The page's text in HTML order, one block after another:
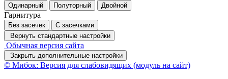
Одинарный Полуторный Двойной
Гарнитура
Без засечек
С засечками
Вернуть стандартные настройки
Обычная версия сайта
Закрыть дополнительные настройки
© Мибок: Версия для слабовидящих (модуль на сайт)